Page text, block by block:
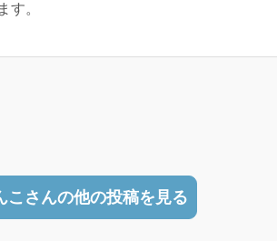
す。
こさんの他の投稿を見る